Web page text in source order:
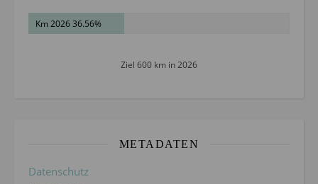
Km 2026 36.56%
Ziel 600 km in 2026
METADATEN
Datenschutz